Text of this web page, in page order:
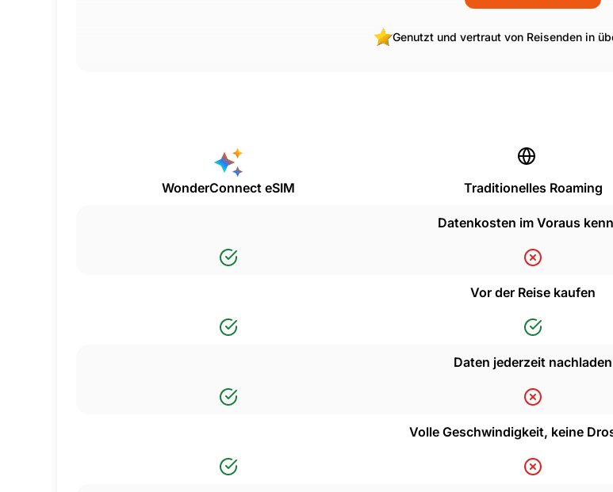
Genutzt und vertraut von Reisenden in
WonderConnect eSIM Traditionelles Roaming
Datenkosten im Voraus
Vor der Reise kaufen
Daten jederzeit nachladen
Volle Geschwindigkeit, keine